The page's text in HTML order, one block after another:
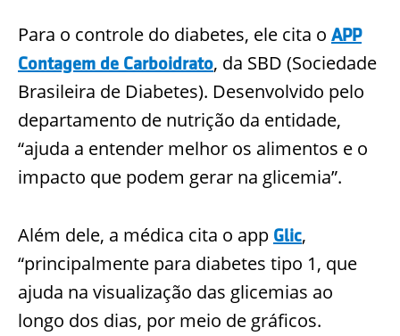
Para o controle do diabetes, ele cita o APP
Contagem de Carboidrato, da SBD (Sociedade
Brasileira de Diabetes). Desenvolvido pelo
departamento de nutrição da entidade,
“ajuda a entender melhor os alimentos e o
impacto que podem gerar na glicemia”.
Além dele, a médica cita o app Glic,
“principalmente para diabetes tipo 1, que
ajuda na visualização das glicemias ao
longo dos dias, por meio de gráficos.